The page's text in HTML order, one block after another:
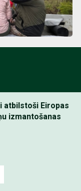
atbilstoši Eiropas
izmantošanas